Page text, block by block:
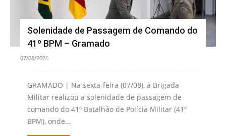
Solenidade de Passagem de Comando do
41º BPM – Gramado
07/08/2026
GRAMADO | Na sexta-feira (07/08), a Brigada
Militar realizou a solenidade de passagem de
comando do 41º Batalhão de Polícia Militar (41º
BPM), onde...